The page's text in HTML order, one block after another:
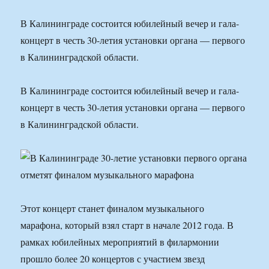
В Калининграде состоится юбилейный вечер и гала-
концерт в честь 30-летия установки органа — первого
в Калининградской области.
В Калининграде состоится юбилейный вечер и гала-
концерт в честь 30-летия установки органа — первого
в Калининградской области.
Этот концерт станет финалом музыкального
марафона, который взял старт в начале 2012 года. В
рамках юбилейных мероприятий в филармонии
прошло более 20 концертов с участием звезд